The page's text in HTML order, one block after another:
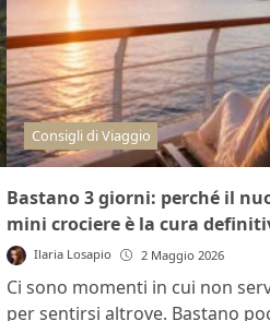
Consigli di Viaggio
Bastano 3 giorni: perché il
mini crociere è la cura
Ilaria Losapio 2 Maggio 2026
Ci sono momenti in cui non
per sentirsi altrove. Bastano